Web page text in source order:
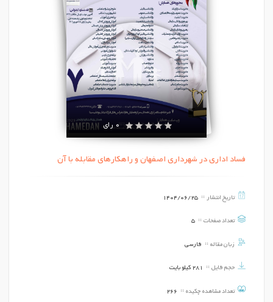
0 رای
فساد اداری در شهرداری اصفهان و راهکارهای مقابله با آن
تاریخ انتشار 1404/06/25
تعداد صفحات 5
زبان مقاله فارسی
حجم فایل 281 کیلو بایت
تعداد مشاهده چکیده 266